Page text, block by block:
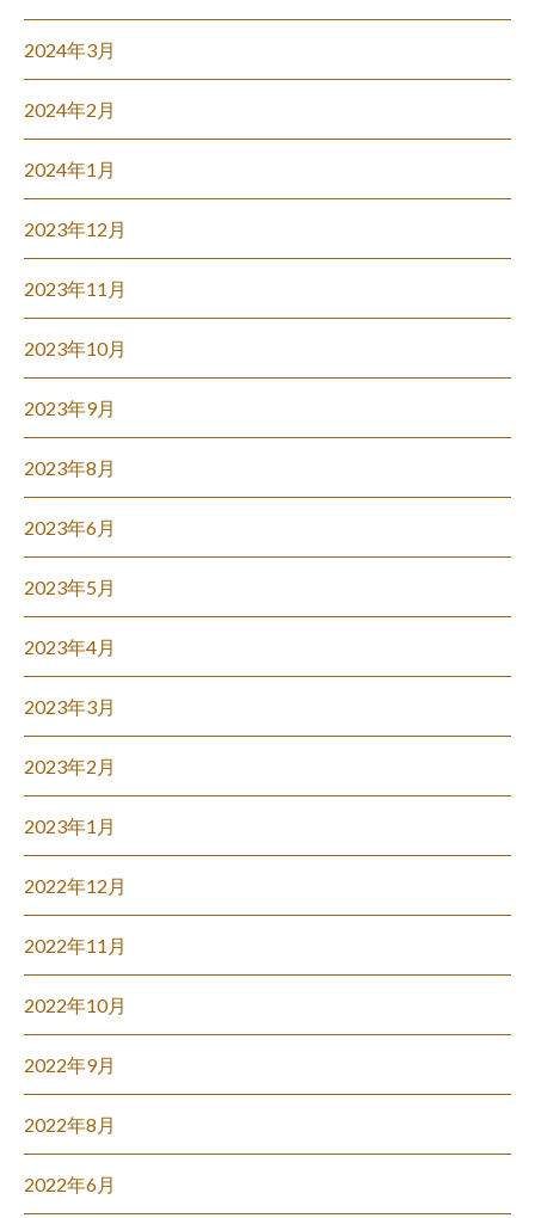
2024年3月
2024年2月
2024年1月
2023年12月
2023年11月
2023年10月
2023年9月
2023年8月
2023年6月
2023年5月
2023年4月
2023年3月
2023年2月
2023年1月
2022年12月
2022年11月
2022年10月
2022年9月
2022年8月
2022年6月